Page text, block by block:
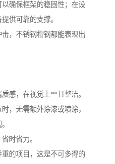
确保框架的稳固性；在设
供可靠的支撑。
，不锈钢槽钢都能表现出
感，在视觉上**且整洁。
，无需额外涂漆或喷涂，
时省力。
的项目，这是不可多得的